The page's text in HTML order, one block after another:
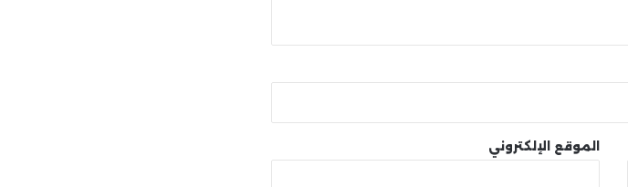
الموقع الإلكتروني